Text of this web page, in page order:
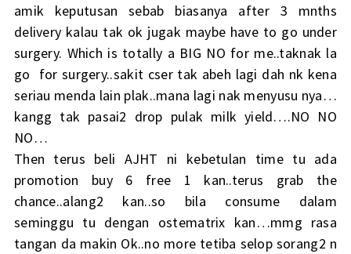
amik keputusan sebab biasanya after 3 mnths
delivery kalau tak ok jugak maybe have to go under
surgery. Which is totally a BIG NO for me..taknak la
go for surgery..sakit cser tak abeh lagi dah nk kena
seriau menda lain plak..mana lagi nak menyusu nya…
kangg tak pasai2 drop pulak milk yield….NO NO
NO…
Then terus beli AJHT ni kebetulan time tu ada
promotion buy 6 free 1 kan..terus grab the
chance..alang2 kan..so bila consume dalam
seminggu tu dengan ostematrix kan…mmg rasa
tangan da makin Ok..no more tetiba selop sorang2 n